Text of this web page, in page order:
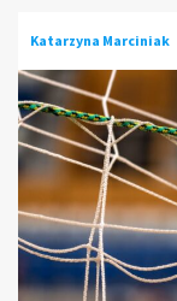
Katarzyna Marciniak